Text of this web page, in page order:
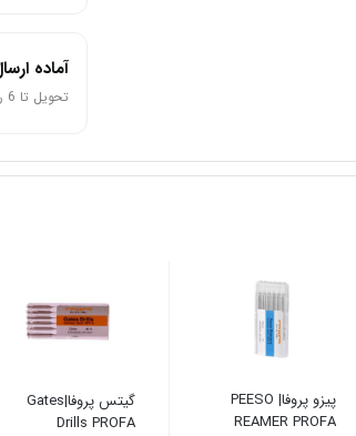
آماده
تحویل تا 6 روز کاری
پیزو پروفا| PEESO
REAMER PROFA
گیتس پروفا|Gates
Drills PROFA